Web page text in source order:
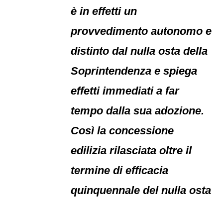
è in effetti un
provvedimento autonomo e
distinto dal nulla osta della
Soprintendenza e spiega
effetti immediati a far
tempo dalla sua adozione.
Così la concessione
edilizia rilasciata oltre il
termine di efficacia
quinquennale del nulla osta